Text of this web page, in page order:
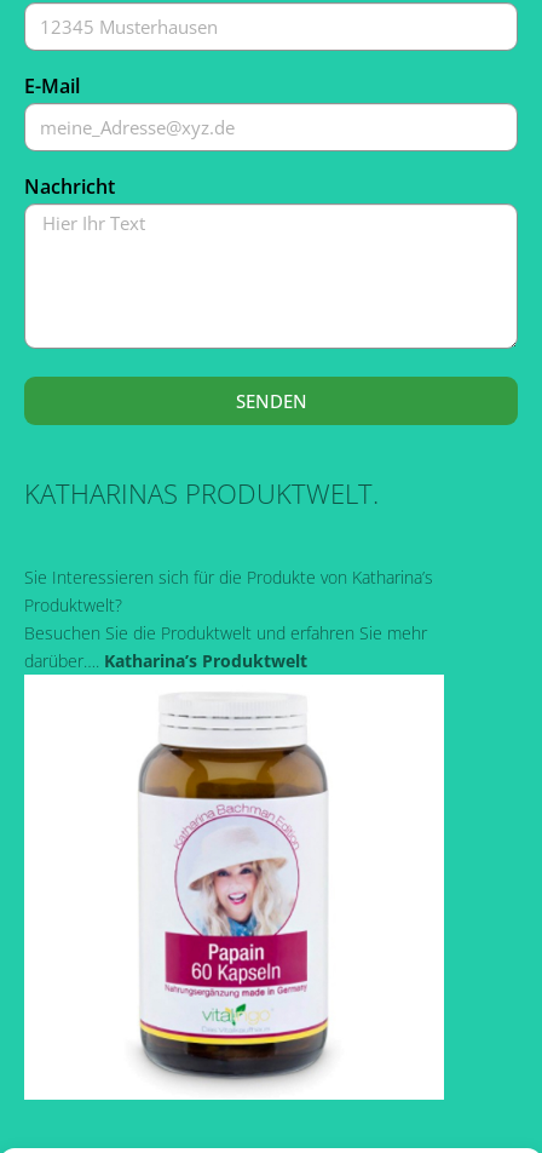
E-Mail
Nachricht
SENDEN
KATHARINAS PRODUKTWELT.
Sie Interessieren sich für die Produkte von Katharina’s
Produktwelt?
Besuchen Sie die Produktwelt und erfahren Sie mehr
darüber…. Katharina’s Produktwelt